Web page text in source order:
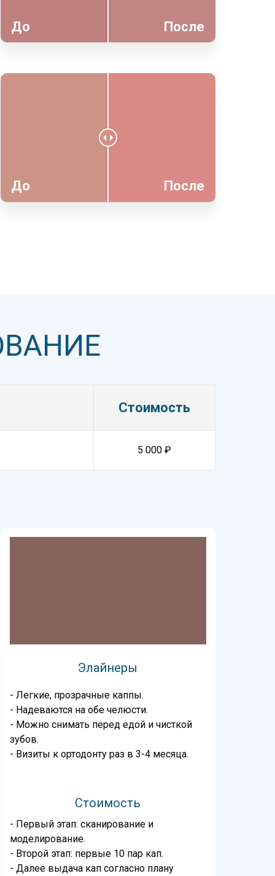
До После
До После
Стоимость
5 000 ₽
Элайнеры
- Легкие, прозрачные каппы.
- Надеваются на обе челюсти.
- Можно снимать перед едой и чисткой
зубов.
- Визиты к ортодонту раз в 3-4 месяца.
Стоимость
- Первый этап: сканирование и
моделирование.
- Второй этап: первые 10 пар кап.
- Далее выдача кап согласно плану